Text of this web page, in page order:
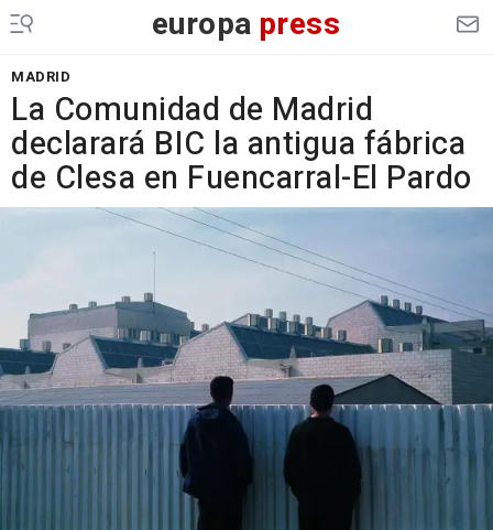
europa press
MADRID
La Comunidad de Madrid
declarará BIC la antigua fábrica
de Clesa en Fuencarral-El Pardo